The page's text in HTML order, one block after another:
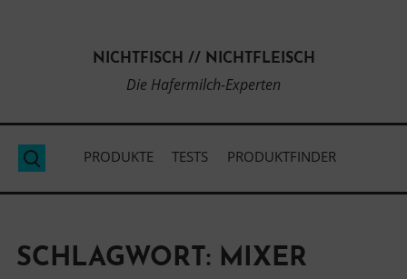
NICHTFISCH // NICHTFLEISCH
Die Hafermilch-Experten
Suche
PRODUKTE TESTS PRODUKTFINDER
SCHLAGWORT: MIXER